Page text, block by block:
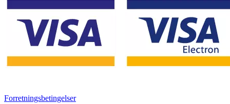
Forretningsbetingelser